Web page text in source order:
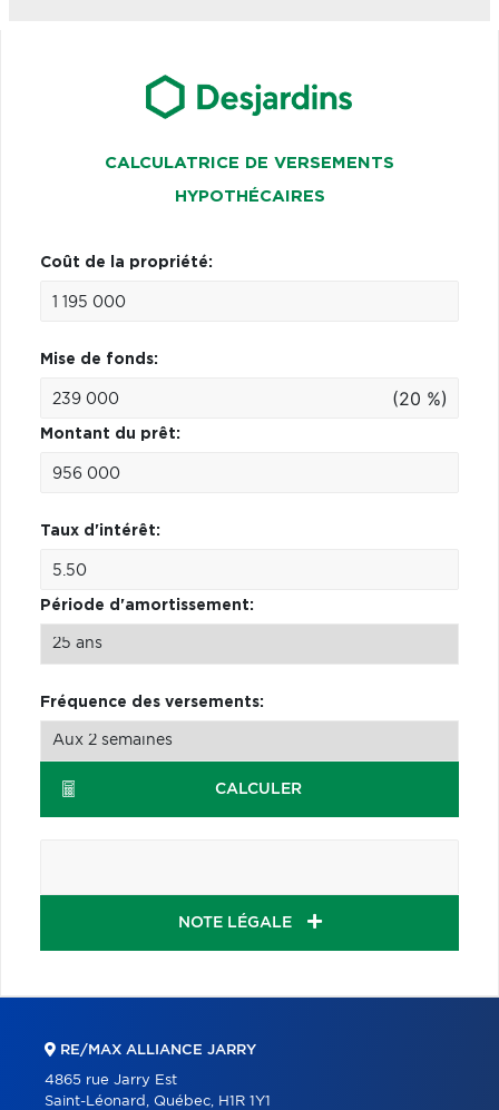
CALCULATRICE DE VERSEMENTS
HYPOTHÉCAIRES
Coût de la propriété:
Mise de fonds:
(20 %)
Montant du prêt:
Taux d'intérêt:
Période d'amortissement:
Fréquence des versements:
CALCULER
NOTE LÉGALE
RE/MAX ALLIANCE JARRY
4865 rue Jarry Est
Saint-Léonard, Québec, H1R 1Y1